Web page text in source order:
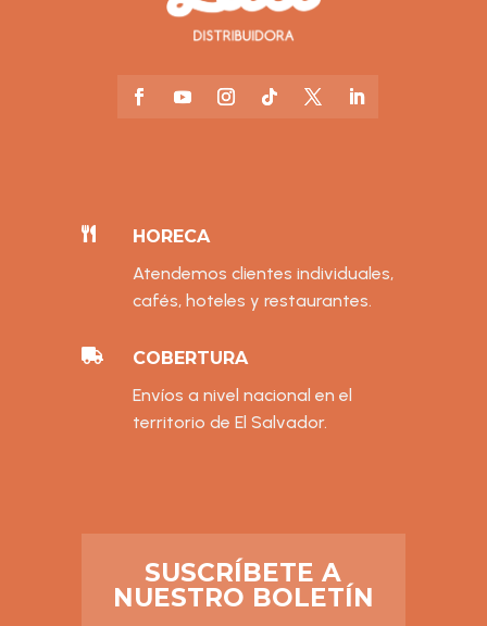

HORECA
Atendemos clientes individuales,
cafés, hoteles y restaurantes.

COBERTURA
Envíos a nivel nacional en el
territorio de El Salvador.
SUSCRÍBETE A
NUESTRO BOLETÍN